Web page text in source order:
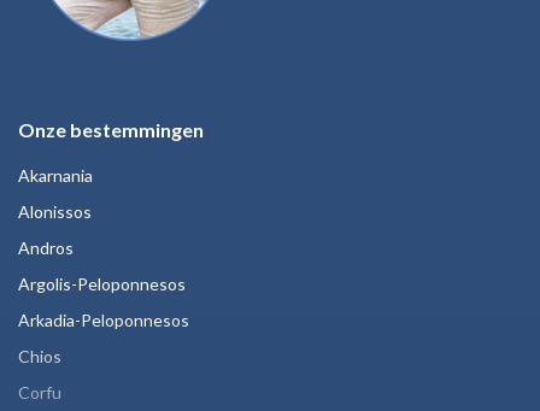
Onze bestemmingen
Akarnania
Alonissos
Andros
Argolis-Peloponnesos
Arkadia-Peloponnesos
Chios
Corfu